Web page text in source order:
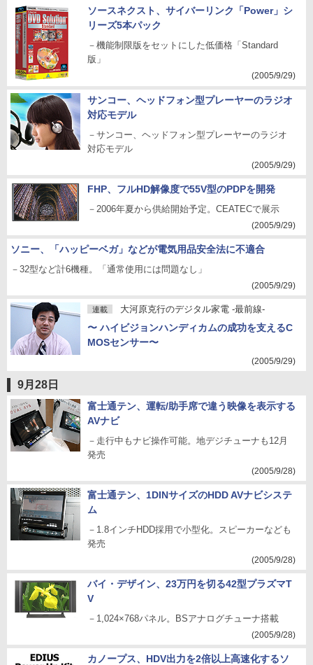
ソースネクスト、サイバーリンク「Power」シ
リーズ5本パック
－機能制限版をセットにした低価格「Standard
版」
(2005/9/29)
サンコー、ヘッドフォン型プレーヤーのラジオ
対応モデル
－サンコー、ヘッドフォン型プレーヤーのラジオ
対応モデル
(2005/9/29)
FHP、フルHD解像度で55V型のPDPを開発
－2006年夏から供給開始予定。CEATECで展示
(2005/9/29)
ソニー、「ハッピーベガ」などが電気用品安全法に不適合
－32型など計6機種。「通常使用には問題なし」
(2005/9/29)
連載 大河原克行のデジタル家電 -最前線-
〜 ハイビジョンハンディカムの成功を支えるC
MOSセンサー〜
(2005/9/29)
9月28日
富士通テン、運転/助手席で違う映像を表示する
AVナビ
－走行中もナビ操作可能。地デジチューナも12月
発売
(2005/9/28)
富士通テン、1DINサイズのHDD AVナビシステ
ム
－1.8インチHDD採用で小型化。スピーカーなども
発売
(2005/9/28)
バイ・デザイン、23万円を切る42型プラズマT
V
－1,024×768パネル。BSアナログチューナ搭載
(2005/9/28)
カノープス、HDV出力を2倍以上高速化するソ